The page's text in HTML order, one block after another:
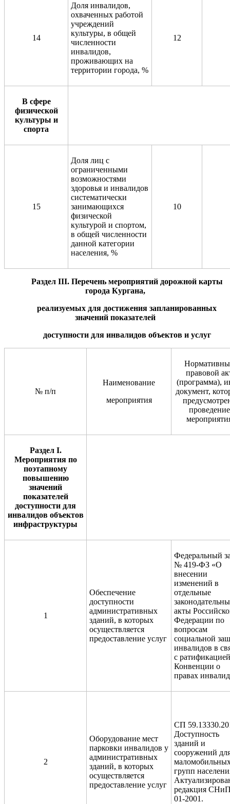
14
Доля инвалидов,
охваченных работой
учреждений
культуры, в общей
численности
инвалидов,
проживающих на
территории города, %
12
В сфере
физической
культуры и
спорта
15
Доля лиц с
ограниченными
возможностями
здоровья и инвалидов
систематически
занимающихся
физической
культурой и спортом,
в общей численности
данной категории
населения, %
10
Раздел III. Перечень мероприятий дорожной карты
города Кургана,
реализуемых для достижения запланированных
значений показателей
доступности для инвалидов объектов и услуг
№ п/п
Наименование
мероприятия
правовой
(программа),
документ,
проведение
Раздел I.
Мероприятия по
поэтапному
повышению
значений
показателей
доступности для
инвалидов объектов
инфраструктуры
1
Обеспечение
доступности
административных
зданий, в которых
осуществляется
предоставление услуг
Федеральный
№ 419-ФЗ «О
внесении
изменений в
отдельные
акты
Федерации по
вопросам
социальной
инвалидов в
с ратификацией
Конвенции о
правах
2
Оборудование мест
парковки инвалидов у
административных
зданий, в которых
осуществляется
предоставление услуг
СП
Доступность
зданий и
сооружений
групп
редакция
01-2001 .